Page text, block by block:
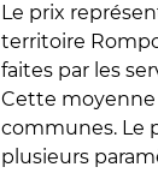
Le prix
territoire
faites par les
Cette moyenne
communes. Le
plusieurs